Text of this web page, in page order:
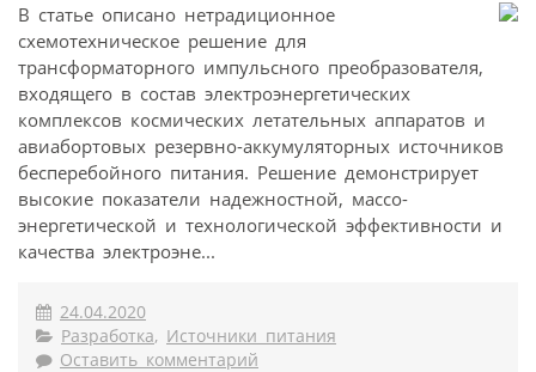
В статье описано нетрадиционное
схемотехническое решение для
трансформаторного импульсного преобразователя,
входящего в состав электроэнергетических
комплексов космических летательных аппаратов и
авиабортовых резервно-аккумуляторных источников
бесперебойного питания. Решение демонстрирует
высокие показатели надежностной, массо-
энергетической и технологической эффективности и
качества электроэне...
24.04.2020
Разработка, Источники питания
Оставить комментарий